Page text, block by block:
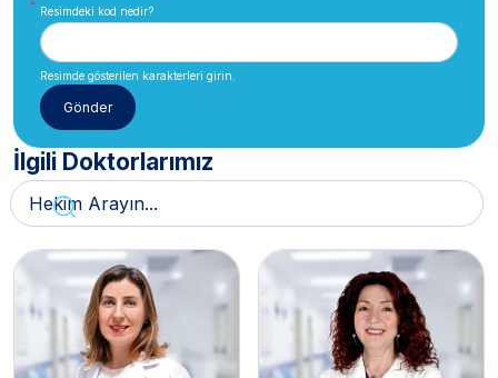
Resimdeki kod nedir?
Resimde gösterilen karakterleri girin.
İlgili Doktorlarımız